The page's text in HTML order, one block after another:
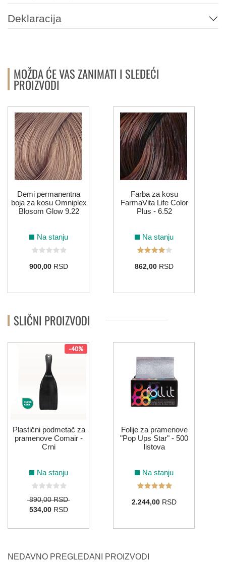
Deklaracija
MOŽDA ĆE VAS ZANIMATI I SLEDEĆI
PROIZVODI
Demi permanentna
boja za kosu Omniplex
Blosom Glow 9.22
Na stanju
900,00RSD
Farba za kosu
FarmaVita Life Color
Plus - 6.52
Na stanju
862,00RSD
SLIČNI PROIZVODI
-40%
Plastični podmetač za
pramenove Comair -
Crni
Na stanju
890,00 RSD
534,00RSD
Folije za pramenove
"Pop Ups Star" - 500
listova
Na stanju
2.244,00RSD
NEDAVNO PREGLEDANI PROIZVODI